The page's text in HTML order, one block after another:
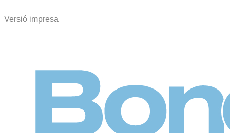
Versió impresa